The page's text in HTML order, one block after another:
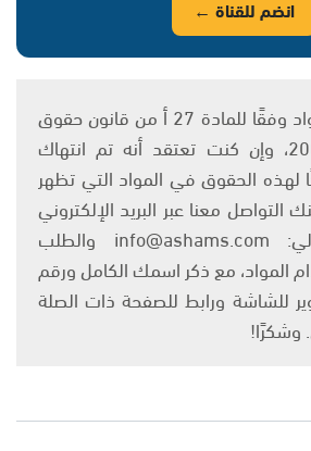
انضم للقناة ←
يتم الاستخدام المواد وفقًا للمادة 27 أ من قانون حقوق
التأليف والنشر 2007، وإن كنت تعتقد أنه تم انتهاك
الحقوق في المواد التي تظهر
معنا عبر البريد الإلكتروني
على العنوان التالي: info@ashams.com والطلب
المواد، مع ذكر اسمك الكامل ورقم
للشاشة ورابط للصفحة ذات الصلة